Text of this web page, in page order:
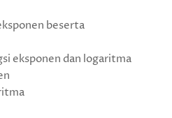
beserta
eksponen dan logaritma